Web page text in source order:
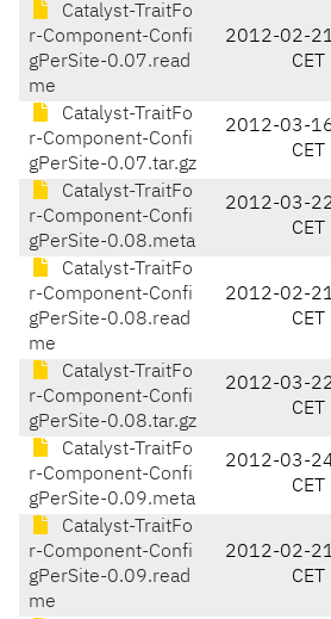
Catalyst-TraitFo
r-Component-Confi
gPerSite-0.07.read
me
2012-02-
CET
Catalyst-TraitFo
r-Component-Confi
gPerSite-0.07.tar.gz
2012-03-
CET
Catalyst-TraitFo
r-Component-Confi
gPerSite-0.08.meta
2012-03-
CET
Catalyst-TraitFo
r-Component-Confi
gPerSite-0.08.read
me
2012-02-
CET
Catalyst-TraitFo
r-Component-Confi
gPerSite-0.08.tar.gz
2012-03-
CET
Catalyst-TraitFo
r-Component-Confi
gPerSite-0.09.meta
2012-03-
CET
Catalyst-TraitFo
r-Component-Confi
gPerSite-0.09.read
me
2012-02-
CET